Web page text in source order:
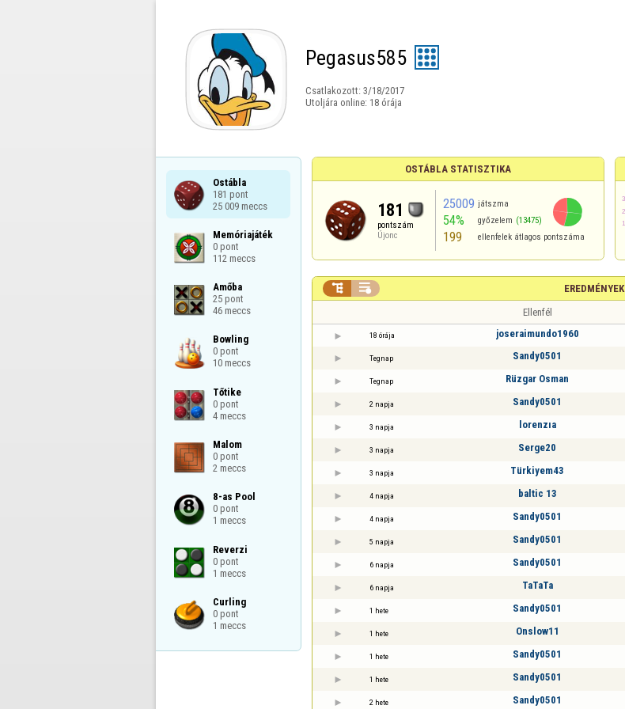
Pegasus585
Csatlakozott: 3/18/2017
Utoljára online: 18 órája
Ostábla
181 pont
25 009 meccs
Memóriajáték
0 pont
112 meccs
Amőba
25 pont
46 meccs
Bowling
0 pont
10 meccs
Tőtike
0 pont
4 meccs
Malom
0 pont
2 meccs
8-as Pool
0 pont
1 meccs
Reverzi
0 pont
1 meccs
Curling
0 pont
1 meccs
OSTÁBLA STATISZTIKA
181
pontszám
Újonc
25009 játszma
54% győzelem (13475)
199 ellenfelek átlagos pontszáma
EREDMÉNYEK
 
Ellenfél
18 órája joseraimundo1960
Tegnap Sandy0501
Tegnap Rüzgar Osman
2 napja Sandy0501
3 napja lorenzıa
3 napja Serge20
3 napja Türkiyem43
4 napja baltic 13
4 napja Sandy0501
5 napja Sandy0501
6 napja Sandy0501
6 napja TaTaTa
1 hete Sandy0501
1 hete Onslow11
1 hete Sandy0501
1 hete Sandy0501
2 hete Sandy0501